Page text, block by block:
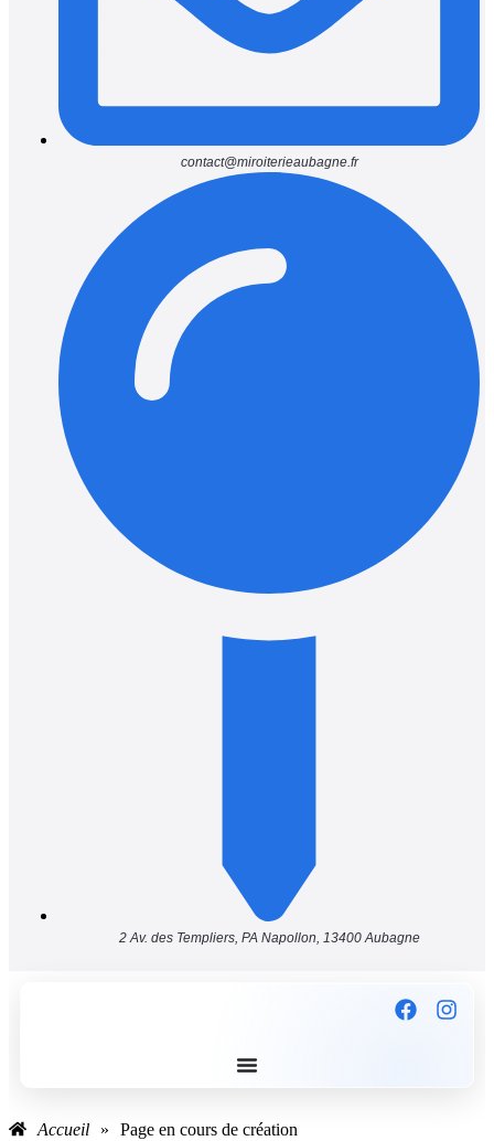
contact@miroiterieaubagne.fr
2 Av. des Templiers, PA Napollon, 13400 Aubagne
Accueil » Page en cours de création